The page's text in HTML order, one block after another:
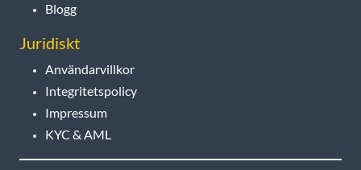
Blogg
Juridiskt
Användarvillkor
Integritetspolicy
Impressum
KYC & AML